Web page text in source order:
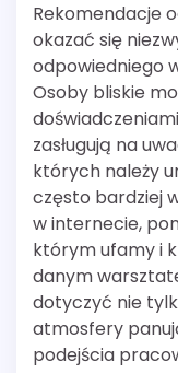
Rekomendacje
okazać się
odpowiedniego
Osoby bliskie
zasługują na
których należy
często bardziej
w internecie,
którym ufamy i
danym
dotyczyć nie
atmosfery
podejścia